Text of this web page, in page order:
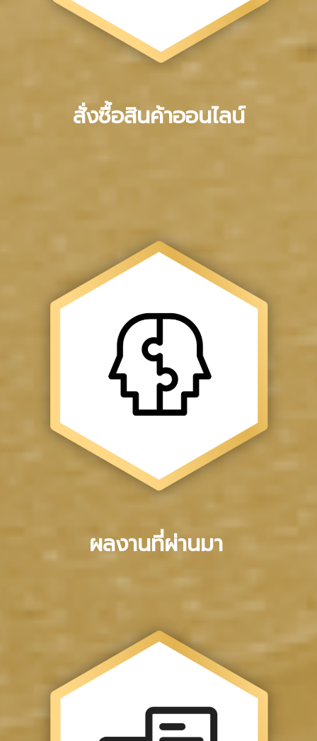
สั่งซื้อสินค้าออนไลน์
ผลงานที่ผ่านมา